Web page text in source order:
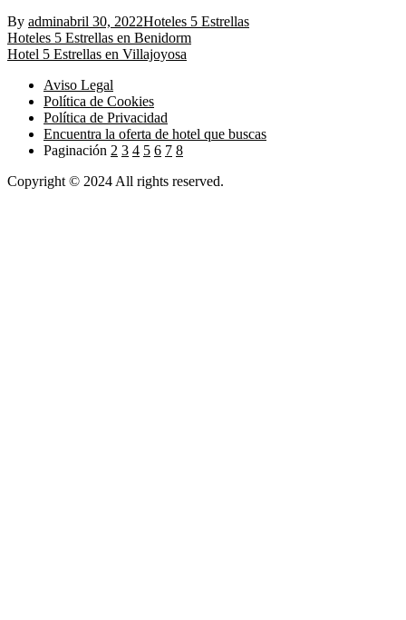
By adminabril 30, 2022Hoteles 5 Estrellas
Navegación
de
entradas
Hoteles 5 Estrellas en Benidorm
Hotel 5 Estrellas en Villajoyosa
Aviso Legal
Política de Cookies
Política de Privacidad
Encuentra la oferta de hotel que buscas
Paginación 2 3 4 5 6 7 8
Copyright © 2024 All rights reserved.